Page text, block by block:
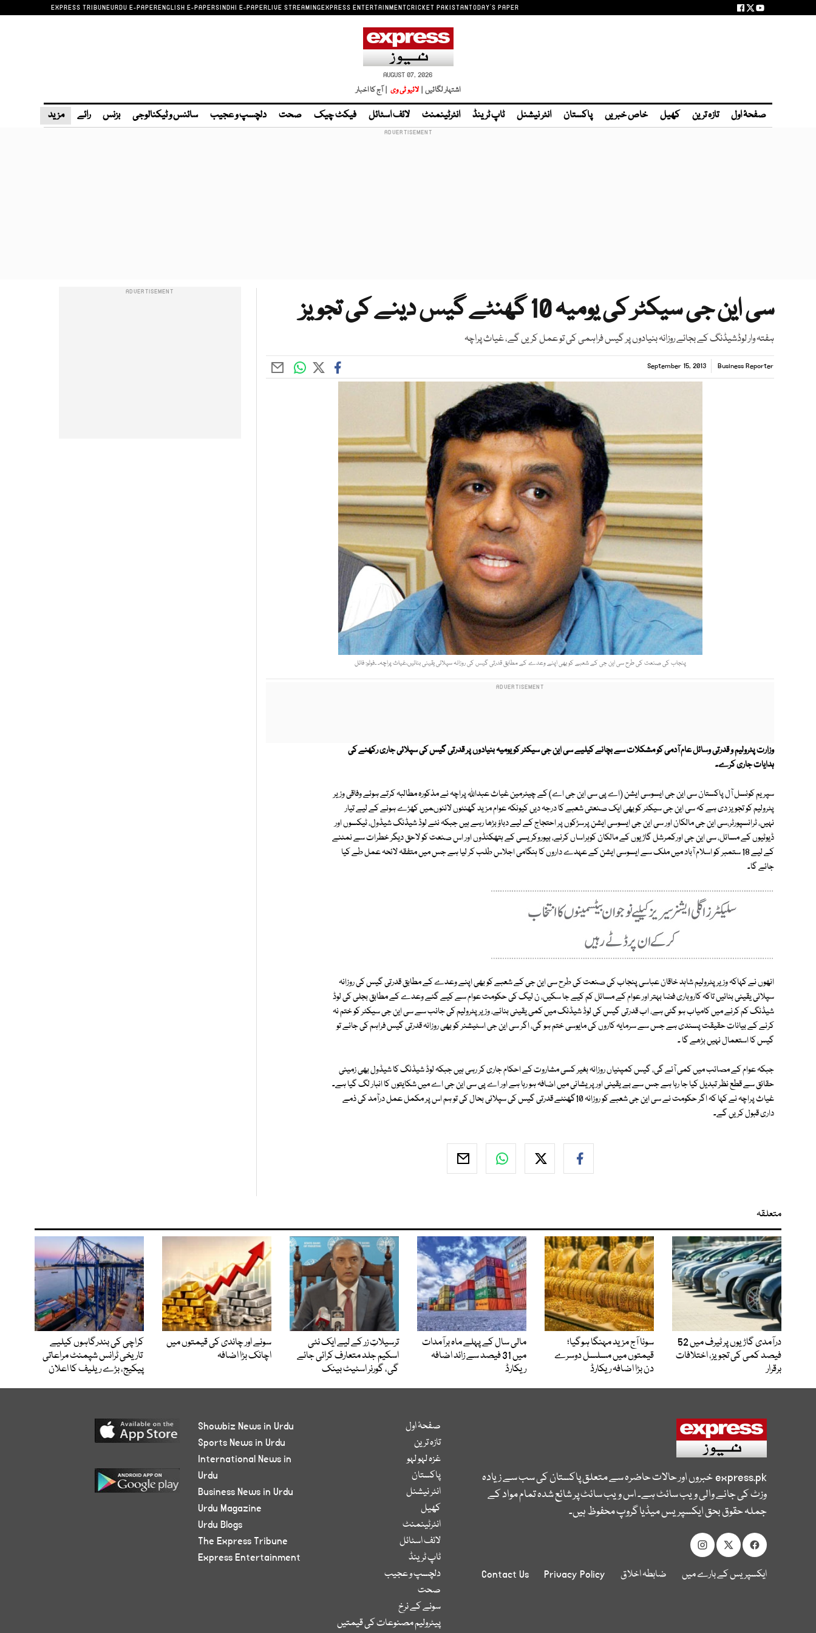
EXPRESS TRIBUNEURDU E-PAPERENGLISH E-PAPERSINDHI E-PAPERLIVE STREAMINGEXPRESS ENTERTAINMENTCRICKET PAKISTANTODAY'S PAPER
AUGUST 07, 2026
اشتہار لگائیں | لائیو ٹی وی | آج کا اخبار
صفحۂ اول تازہ ترین کھیل خاص خبریں پاکستان انٹر نیشنل ٹاپ ٹرینڈ انٹرٹینمنٹ لائف اسٹائل فیکٹ چیک صحت دلچسپ و عجیب سائنس و ٹیکنالوجی بزنس رائے مزید
سی این جی سیکٹر کی یومیہ 10 گھنٹے گیس دینے کی تجویز
ہفتہ وار لوڈشیڈنگ کے بجائے روزانہ بنیادوں پر گیس فراہمی کی تو عمل کریں گے، غیاث پراچہ
Business Reporter
September 15, 2013
پنجاب کی صنعت کی طرح سی این جی کے شعبے کو بھی اپنے وعدے کے مطابق قدرتی گیس کی روزانہ سپلائی یقینی بنائیں،غیاث پراچہ۔ ۔فوٹو: فائل
وزارت پٹرولیم و قدرتی وسائل عام آدمی کو مشکلات سے بچانے کیلیے سی این جی سیکٹر کو یومیہ بنیادوں پر قدرتی گیس کی سپلائی جاری رکھنے کی
ہدایات جاری کرے۔
سپریم کونسل آل پاکستان سی این جی ایسوسی ایشن (اے پی سی این جی اے) کے چیئرمین غیاث عبداللہ پراچہ نے مذکورہ مطالبہ کرتے ہوئے وفاقی وزیر
پٹرولیم کو تجویز دی ہے کہ سی این جی سیکٹر کوبھی ایک صنعتی شعبے کا درجہ دیں کیونکہ عوام مزید گھنٹوں لائنوںمیں کھڑے ہونے کے لیے تیار
نہیں، ٹرانسپورٹر،سی این جی مالکان اور سی این جی ایسوسی ایشن پرسڑکوں پر احتجاج کے لیے دباؤ بڑھا رہے ہیں جبکہ نئے لوڈ شیڈنگ شیڈول، ٹیکسوں اور
ڈیوٹیوں کے مسائل، سی این جی اورکمرشل گاڑیوں کے مالکان کوہراساں کرنے، بیوروکریسی کے ہتھکنڈوں اور اس صنعت کو لاحق دیگر خطرات سے نمٹنے
کے لیے 18 ستمبر کو اسلام آباد میں ملک سے ایسوسی ایشن کے عہدے داروں کا ہنگامی اجلاس طلب کر لیا ہے جس میں متفقہ لائحہ عمل طے کیا
جائے گا۔
انھوں نے کہاکہ وزیر پٹرولیم شاہد خاقان عباسی پنجاب کی صنعت کی طرح سی این جی کے شعبے کو بھی اپنے وعدے کے مطابق قدرتی گیس کی روزانہ
سپلائی یقینی بنائیں تاکہ کاروباری فضا بہتر اور عوام کے مسائل کم کیے جا سکیں، ن لیگ کی حکومت عوام سے کیے گئے وعدے کے مطابق بجلی کی لوڈ
شیڈنگ کم کرنے میں کامیاب ہو گئی ہے، اب قدرتی گیس کی لوڈ شیڈنگ میں کمی یقینی بنائے، وزیر پٹرولیم کی جانب سے سی این جی سیکٹر کو ختم نہ
کرنے کے بیانات حقیقت پسندی ہے جس سے سرمایہ کاروں کی مایوسی ختم ہو گی، اگر سی این جی اسٹیشنر کو بھی روزانہ قدرتی گیس فراہم کی جائے تو
گیس کا استعمال نہیں بڑھے گا ۔
جبکہ عوام کے مصائب میں کمی آئے گی، گیس کمپنیاں روزانہ بغیر کسی مشاروت کے احکام جاری کر رہی ہیں جبکہ لوڈ شیڈنگ کا شیڈول بھی زمینی
حقائق سے قطع نظر تبدیل کیا جا رہا ہے جس سے بے یقینی اور پریشانی میں اضافہ ہو رہا ہے اور اے پی سی این جی اے میں شکایتوں کا انبار لگ گیا ہے۔
غیاث پراچہ نے کہا کہ اگر حکومت نے سی این جی شعبے کو روزانہ 10گھنٹے قدرتی گیس کی سپلائی بحال کی تو ہم اس پر مکمل عمل درآمد کی ذمے
داری قبول کریں گے۔
متعلقہ
درآمدی گاڑیوں پر ٹیرف میں 52
فیصد کمی کی تجویز، اختلافات
برقرار
سونا آج مزید مہنگا ہوگیا؛
قیمتوں میں مسلسل دوسرے
دن بڑا اضافہ ریکارڈ
مالی سال کے پہلے ماہ برآمدات
میں 31 فیصد سے زائد اضافہ
ریکارڈ
ترسیلاتِ زر کے لیے ایک نئی
اسکیم جلد متعارف کرائی جائے
گی، گورنر اسٹیٹ بینک
سونے اور چاندی کی قیمتوں میں
اچانک بڑا اضافہ
کراچی کی بندرگاہوں کیلیے
تاریخی ٹرانس شپمنٹ مراعاتی
پیکیج، بڑے ریلیف کا اعلان
express.pkخبروں اور حالات حاضرہ سے متعلق پاکستان کی سب سے زیادہ
وزٹ کی جانے والی ویب سائٹ ہے۔ اس ویب سائٹ پر شائع شدہ تمام مواد کے
جملہ حقوق بحق ایکسپریس میڈیا گروپ محفوظ ہیں۔
ایکسپریس کے بارے میں ضابطہ اخلاق Privacy Policy
Contact Us
صفحۂ اول
تازہ ترین
غزہ لہو لہو
پاکستان
انٹر نیشنل
کھیل
انٹرٹینمنٹ
لائف اسٹائل
ٹاپ ٹرینڈ
دلچسپ و عجیب
صحت
سونے کے نرخ
پیٹرولیم مصنوعات کی قیمتیں
Showbiz News in Urdu
Sports News in Urdu
International News in
Urdu
Business News in Urdu
Urdu Magazine
Urdu Blogs
The Express Tribune
Express Entertainment